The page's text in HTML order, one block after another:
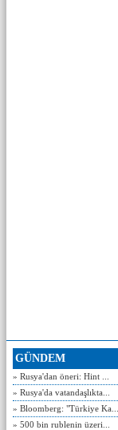
GÜNDEM
» Rusya'dan öneri: Hint ...
» Rusya'da vatandaşlıkta...
» Bloomberg: "Türkiye Ka...
» 500 bin rublenin üzeri...